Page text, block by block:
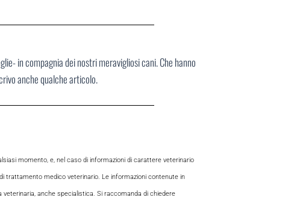
in compagnia dei nostri meravigliosi cani. Che hanno
anche qualche articolo.
momento, e, nel caso di informazioni di carattere veterinario
trattamento medico veterinario. Le informazioni contenute in
anche specialistica. Si raccomanda di chiedere